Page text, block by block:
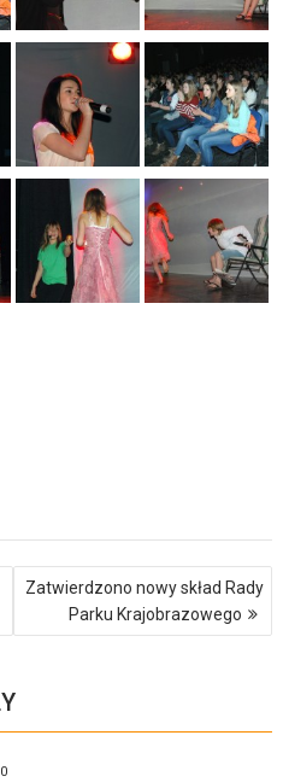
Zatwierdzono nowy skład Rady
Parku Krajobrazowego
0